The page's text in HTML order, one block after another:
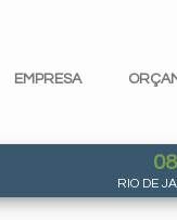
EMPRESA
RIO DE